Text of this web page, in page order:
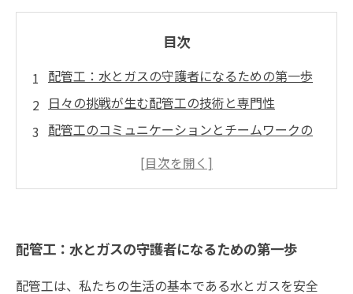
目次
配管工：水とガスの守護者になるための第一歩
日々の挑戦が生む配管工の技術と専門性
配管工のコミュニケーションとチームワークの
配管工：水とガスの守護者になるための第一歩
配管工は、私たちの生活の基本である水とガスを安全